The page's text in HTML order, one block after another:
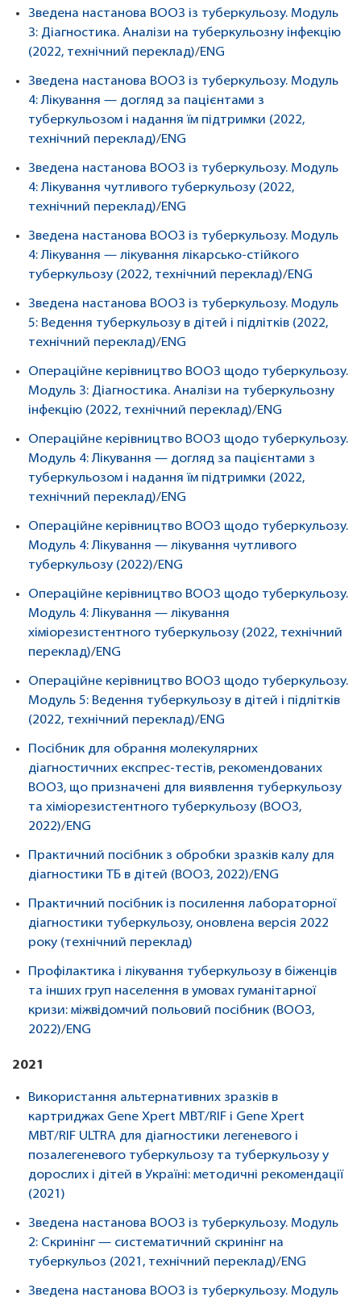
Зведена настанова ВООЗ із туберкульозу. Модуль
3: Діагностика. Аналізи на туберкульозну інфекцію
(2022, технічний переклад)/ENG
Зведена настанова ВООЗ із туберкульозу. Модуль
4: Лікування — догляд за пацієнтами з
туберкульозом і надання їм підтримки (2022,
технічний переклад)/ENG
Зведена настанова ВООЗ із туберкульозу. Модуль
4: Лікування чутливого туберкульозу (2022,
технічний переклад)/ENG
Зведена настанова ВООЗ із туберкульозу. Модуль
4: Лікування — лікування лікарсько-стійкого
туберкульозу (2022, технічний переклад)/ENG
Зведена настанова ВООЗ із туберкульозу. Модуль
5: Ведення туберкульозу в дітей і підлітків (2022,
технічний переклад)/ENG
Операційне керівництво ВООЗ щодо туберкульозу.
Модуль 3: Діагностика. Аналізи на туберкульозну
інфекцію (2022, технічний переклад)/ENG
Операційне керівництво ВООЗ щодо туберкульозу.
Модуль 4: Лікування — догляд за пацієнтами з
туберкульозом і надання їм підтримки (2022,
технічний переклад)/ENG
Операційне керівництво ВООЗ щодо туберкульозу.
Модуль 4: Лікування — лікування чутливого
туберкульозу (2022)/ENG
Операційне керівництво ВООЗ щодо туберкульозу.
Модуль 4: Лікування — лікування
хіміорезистентного туберкульозу (2022, технічний
переклад)/ENG
Операційне керівництво ВООЗ щодо туберкульозу.
Модуль 5: Ведення туберкульозу в дітей і підлітків
(2022, технічний переклад)/ENG
Посібник для обрання молекулярних
діагностичних експрес-тестів, рекомендованих
ВООЗ, що призначені для виявлення туберкульозу
та хіміорезистентного туберкульозу (ВООЗ,
2022)/ENG
Практичний посібник з обробки зразків калу для
діагностики ТБ в дітей (ВООЗ, 2022)/ENG
Практичний посібник із посилення лабораторної
діагностики туберкульозу, оновлена версія 2022
року (технічний переклад)
Профілактика і лікування туберкульозу в біженців
та інших груп населення в умовах гуманітарної
кризи: міжвідомчий польовий посібник (ВООЗ,
2022)/ENG
2021
Використання альтернативних зразків в
картриджах Gene Хpert MBT/RIF і Gene Xpert
MBT/RIF ULTRA для діагностики легеневого і
позалегеневого туберкульозу та туберкульозу у
дорослих і дітей в Україні: методичні рекомендації
(2021)
Зведена настанова ВООЗ із туберкульозу. Модуль
2: Скринінг — систематичний скринінг на
туберкульоз (2021, технічний переклад)/ENG
Зведена настанова ВООЗ із туберкульозу. Модуль